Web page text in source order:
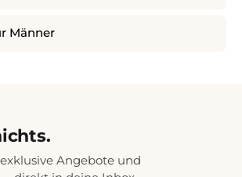
Männer
Angebote und